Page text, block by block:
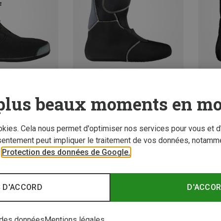
beaux moments en
Cela nous permet d'optimiser nos services pour vous et
peut impliquer le traitement de vos données,
Protection des données de Google.
D'ACCORD